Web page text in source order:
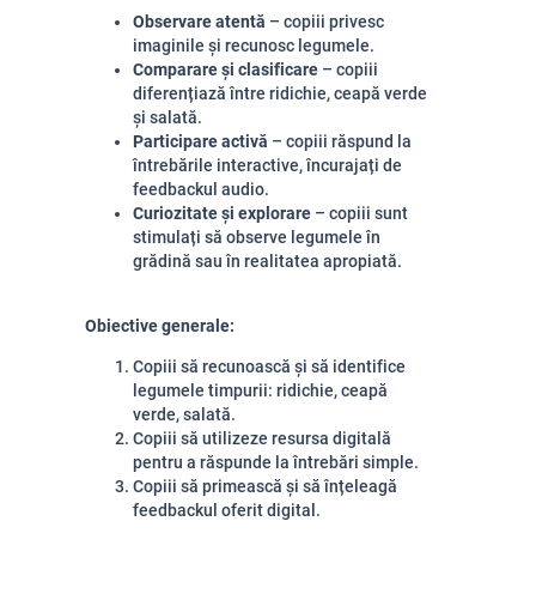
Observare atentă – copiii privesc
imaginile și recunosc legumele.
Comparare și clasificare – copiii
diferențiază între ridichie, ceapă verde
și salată.
Participare activă – copiii răspund la
întrebările interactive, încurajați de
feedbackul audio.
Curiozitate și explorare – copiii sunt
stimulați să observe legumele în
grădină sau în realitatea apropiată.
Obiective generale:
Copiii să recunoască și să identifice
legumele timpurii: ridichie, ceapă
verde, salată.
Copiii să utilizeze resursa digitală
pentru a răspunde la întrebări simple.
Copiii să primească și să înțeleagă
feedbackul oferit digital.